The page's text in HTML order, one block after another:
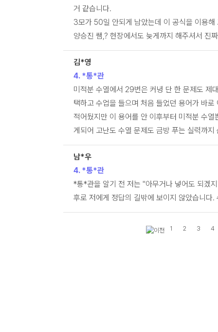
거 같습니다.
3모가 50일 안되게 남았는데 이 공식을 이용
양승진 쌤,? 현장에서도 늦게까지 해주셔서 진
김*영
4. *통*관
미적분 수열에서 29번은 커녕 단 한 문제도 제
택하고 수업을 들으며 처음 들었던 용어가 바
적어뒀지만 이 용어를 안 이후부터 미적분 수
게되어 고난도 수열 문제도 금방 푸는 실력까
남*우
4. *통*관
*통*관을 알기 전 저는 "아무거나 넣어도 되겠
후로 저에게 정답의 길밖에 보이지 않았습니다.
1 2 3 4